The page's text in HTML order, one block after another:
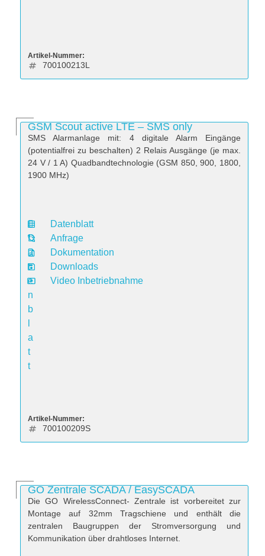
Artikel-Nummer:
700100213L
GSM Scout active LTE – SMS only
SMS Alarmanlage mit: 4 digitale Alarm Eingänge
(potentialfrei zu beschalten) 2 Relais Ausgänge (je max.
24 V / 1 A) Quadbandtechnologie (GSM 850, 900, 1800,
1900 MHz)
D
a
t
e
n
b
a
t
t
Datenblatt
Anfrage
Dokumentation
Downloads
Video Inbetriebnahme
Artikel-Nummer:
700100209S
GO Zentrale SCADA / EasySCADA
Die GO WirelessConnect- Zentrale ist vorbereitet zur
Montage auf 32mm Tragschiene und enthält die
zentralen Baugruppen der Stromversorgung und
Kommunikation über drahtloses Internet.